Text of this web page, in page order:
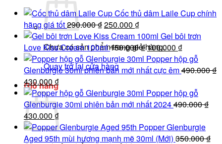
Chưa có sản phẩm trong giỏ hàng.
Quay trở lại cửa hàng
Giỏ hàng
Cốc thủ dâm Laile Cup chính
hãng giá tốt290.000₫Giá
gốc
là:
290.000 ₫.
250.000 ₫Giá
hiện
tại
là:
250.000 ₫.
Gel bôi trơn
Love Kiss Cream 100ml150.000₫Giá
gốc
là:
100.000 ₫Giá
hiện
tại
100.000 ₫.
Popper hộp gỗ
Glenburgie 30ml phiên bản mới nhất cực êm490.000₫
Giá
gốc
là:
490.000 ₫.
430.000₫Giá
hiện
tại
là:
430.000 ₫.
Popper hộp gỗ
Glenburgie 30ml phiên bản mới nhất 2024490.000₫
Giá
gốc
là:
430.000 ₫Giá
hiện
tại
Popper Glenburgie
Aged 95th mùi hương mạnh mẽ 30ml (Mới) 350.000₫